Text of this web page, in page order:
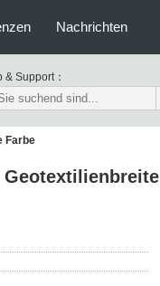
Nachrichten
& Support：
Farbe